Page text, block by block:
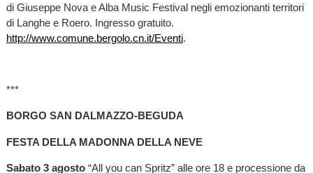
di Giuseppe Nova e Alba Music Festival negli emozionanti territori
di Langhe e Roero. Ingresso gratuito.
http://www.comune.bergolo.cn.it/Eventi.
***
BORGO SAN DALMAZZO-BEGUDA
FESTA DELLA MADONNA DELLA NEVE
Sabato 3 agosto“All you can Spritz” alle ore 18 e processione da